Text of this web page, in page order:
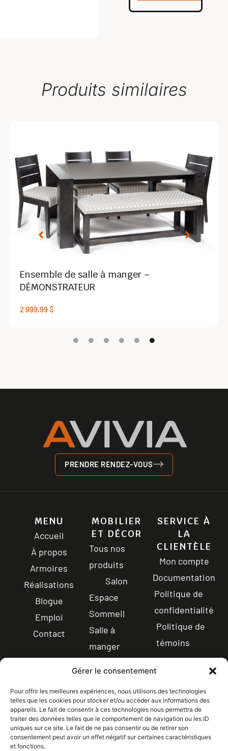
Gérer le consentement
Pour offrir les meilleures expériences, nous utilisons des technologies
telles que les cookies pour stocker et/ou accéder aux informations des
appareils. Le fait de consentir à ces technologies nous permettra de
traiter des données telles que le comportement de navigation ou les ID
uniques sur ce site. Le fait de ne pas consentir ou de retirer son
consentement peut avoir un effet négatif sur certaines caractéristiques
et fonctions.
Produits similaires
Ensemble de salle à manger –
DÉMONSTRATEUR
2 999,99 $
PRENDRE RENDEZ-VOUS
MENU
Accueil
À propos
Armoires
Réalisations
Blogue
Emploi
Contact
MOBILIER
ET DÉCOR
Tous nos
produits
Salon
Espace
Sommeil
Salle à
manger
Robinetterie
SERVICE À
LA
CLIENTÈLE
Mon compte
Documentation
Politique de
confidentialité
Politique de
témoins
CONTACT
1 844-365-7821
LICENCE RBQ : 5608-